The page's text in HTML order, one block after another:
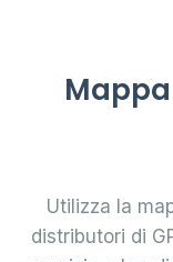
Utilizza la
distributori di